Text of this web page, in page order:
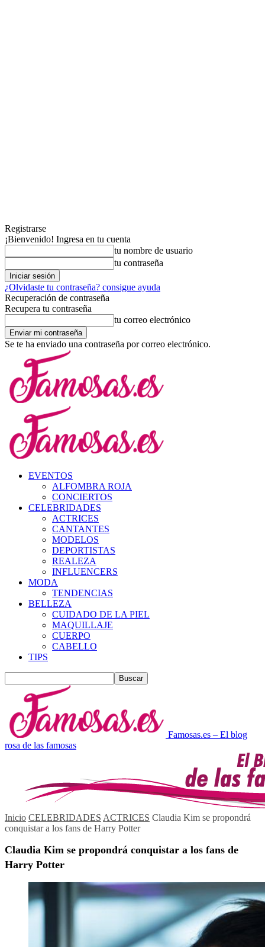
Registrarse
¡Bienvenido! Ingresa en tu cuenta
tu nombre de usuario
tu contraseña
¿Olvidaste tu contraseña? consigue ayuda
Recuperación de contraseña
Recupera tu contraseña
tu correo electrónico
Se te ha enviado una contraseña por correo electrónico.
EVENTOS
ALFOMBRA ROJA
CONCIERTOS
CELEBRIDADES
ACTRICES
CANTANTES
MODELOS
DEPORTISTAS
REALEZA
INFLUENCERS
MODA
TENDENCIAS
BELLEZA
CUIDADO DE LA PIEL
MAQUILLAJE
CUERPO
CABELLO
TIPS
Famosas.es – El blog
rosa de las famosas
Inicio CELEBRIDADES ACTRICES Claudia Kim se propondrá
conquistar a los fans de Harry Potter
Claudia Kim se propondrá conquistar a los fans de
Harry Potter